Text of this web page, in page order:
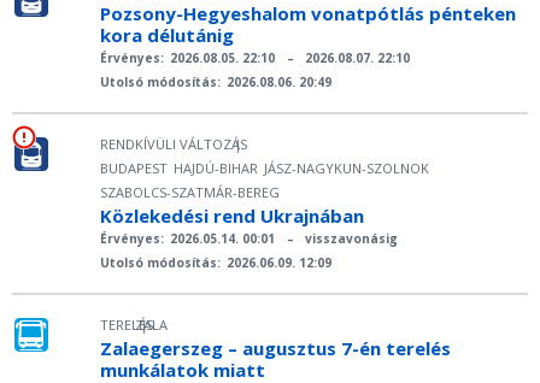
Pozsony-Hegyeshalom vonatpótlás pénteken
kora délutánig
Érvényes: 2026.08.05. 22:10 –
2026.08.07. 22:10
Utolsó módosítás: 2026.08.06. 20:49
RENDKÍVÜLI VÁLTOZÁS
|
BUDAPEST HAJDÚ-BIHAR JÁSZ-NAGYKUN-SZOLNOK
SZABOLCS-SZATMÁR-BEREG
Közlekedési rend Ukrajnában
Érvényes: 2026.05.14. 00:01 –
visszavonásig
Utolsó módosítás: 2026.06.09. 12:09
TERELÉS
|
ZALA
Zalaegerszeg – augusztus 7-én terelés
munkálatok miatt